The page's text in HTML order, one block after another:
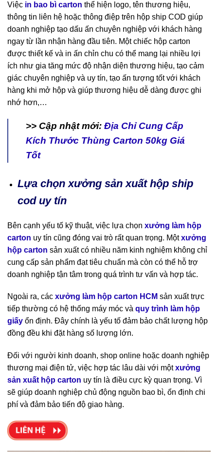
Việc in bao bì carton thể hiện logo, tên thương hiệu,
thông tin liên hệ hoặc thông điệp trên hộp ship COD giúp
doanh nghiệp tạo dấu ấn chuyên nghiệp với khách hàng
ngay từ lần nhận hàng đầu tiên. Một chiếc hộp carton
được thiết kế và in ấn chỉn chu có thể mang lại nhiều lợi
ích như gia tăng mức độ nhận diện thương hiệu, tạo cảm
giác chuyên nghiệp và uy tín, tạo ấn tượng tốt với khách
hàng khi mở hộp và giúp thương hiệu dễ dàng được ghi
nhớ hơn,…
>> Cập nhật mới: Địa Chỉ Cung Cấp
Kích Thước Thùng Carton 50kg Giá
Tốt
Lựa chọn xưởng sản xuất hộp ship
cod uy tín
Bên cạnh yếu tố kỹ thuật, việc lựa chọn xưởng làm hộp
carton uy tín cũng đóng vai trò rất quan trọng. Mộtxưởng
hộp carton sản xuất có nhiều năm kinh nghiệm không chỉ
cung cấp sản phẩm đạt tiêu chuẩn mà còn có thể hỗ trợ
doanh nghiệp tận tâm trong quá trình tư vấn và hợp tác.
Ngoài ra, các xưởng làm hộp carton HCM sản xuất trực
tiếp thường có hệ thống máy móc và quy trình làm hộp
giấy ổn định. Đây chính là yếu tố đảm bảo chất lượng hộp
đồng đều khi đặt hàng số lượng lớn.
Đối với người kinh doanh, shop online hoặc doanh nghiệp
thương mại điện tử, việc hợp tác lâu dài với mộtxưởng
sản xuất hộp carton uy tín là điều cực kỳ quan trọng. Vì
sẽ giúp doanh nghiệp chủ động nguồn bao bì, ổn định chi
phí và đảm bảo tiến độ giao hàng.